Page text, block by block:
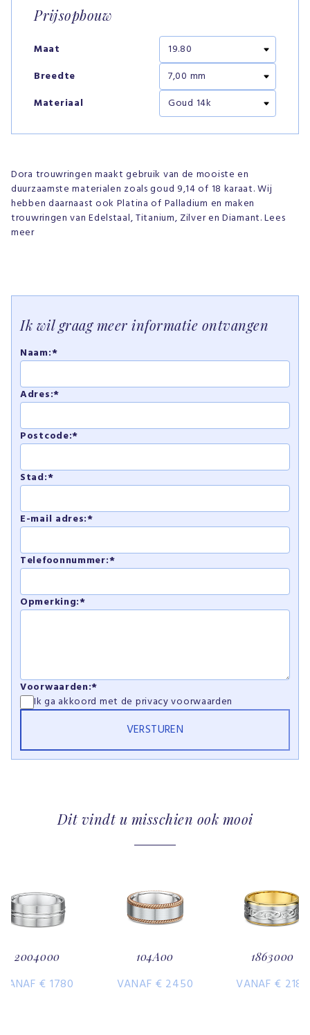
Prijsopbouw
Maat
Breedte
Materiaal
Dora trouwringen maakt gebruik van de mooiste en
duurzaamste materialen zoals goud 9,14 of 18 karaat. Wij
hebben daarnaast ook Platina of Palladium en maken
trouwringen van Edelstaal, Titanium, Zilver en Diamant. Lees
meer
Ik wil graag meer informatie ontvangen
Naam:*
Adres:*
Postcode:*
Stad:*
E-mail adres:*
Telefoonnummer:*
Opmerking:*
Voorwaarden:*
Ik ga akkoord met de privacy voorwaarden
Dit vindt u misschien ook mooi
2004000
VANAF € 1780
104A00
VANAF € 2450
1863000
VANAF € 2180